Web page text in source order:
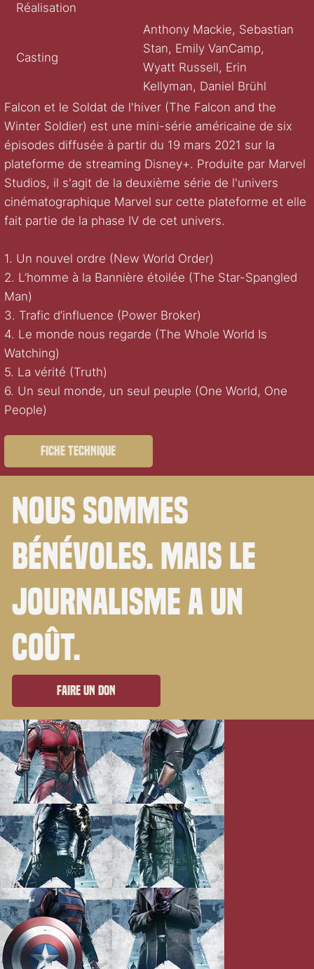
Réalisation
Casting
Anthony Mackie, Sebastian
Stan, Emily VanCamp,
Wyatt Russell, Erin
Kellyman, Daniel Brühl
Falcon et le Soldat de l'hiver (The Falcon and the
Winter Soldier) est une mini-série américaine de six
épisodes diffusée à partir du 19 mars 2021 sur la
plateforme de streaming Disney+. Produite par Marvel
Studios, il s'agit de la deuxième série de l'univers
cinématographique Marvel sur cette plateforme et elle
fait partie de la phase IV de cet univers.
1. Un nouvel ordre (New World Order)
2. L’homme à la Bannière étoilée (The Star-Spangled
Man)
3. Trafic d’influence (Power Broker)
4. Le monde nous regarde (The Whole World Is
Watching)
5. La vérité (Truth)
6. Un seul monde, un seul peuple (One World, One
People)
Fiche technique
Nous sommes
bénévoles. Mais le
journalisme a un
coût.
Faire un don